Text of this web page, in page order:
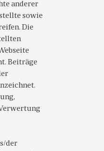
anderer
sowie
Die
Beiträge
der